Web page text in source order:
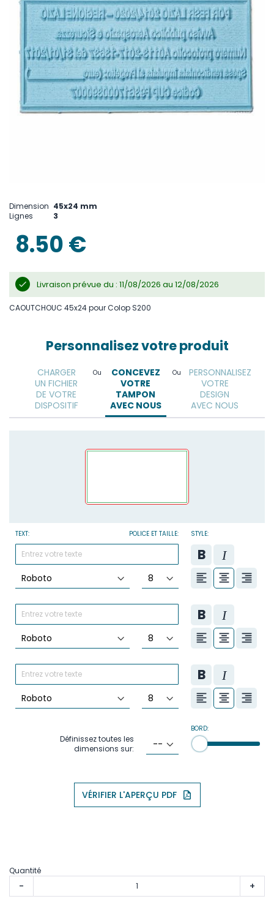
the
beginning
the
images
gallery
Dimension 45x24 mm
Lignes
3
8.50 €
Livraison prévue du : 11/08/2026 au 12/08/2026
CAOUTCHOUC 45x24 pour Colop S200
Personnalisez votre produit
CHARGER
UN FICHIER
DE VOTRE
DISPOSITIF
Ou
CONCEVEZ
VOTRE
TAMPON
AVEC NOUS
TEXT: POLICE ET TAILLE: STYLE:
Définissez toutes les
dimensions sur:
BORD:
VÉRIFIER L'APERÇU PDF
Ou
PERSONNALISEZ
VOTRE
DESIGN
AVEC NOUS
Quantité
- +